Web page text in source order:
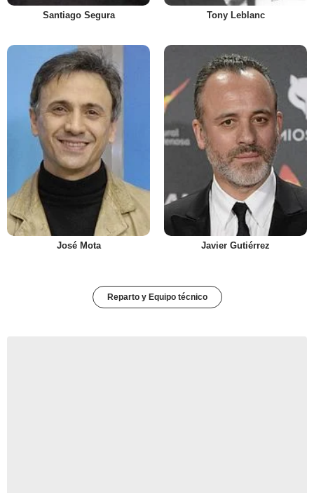
Santiago Segura Tony Leblanc
José Mota Javier Gutiérrez
Reparto y Equipo técnico